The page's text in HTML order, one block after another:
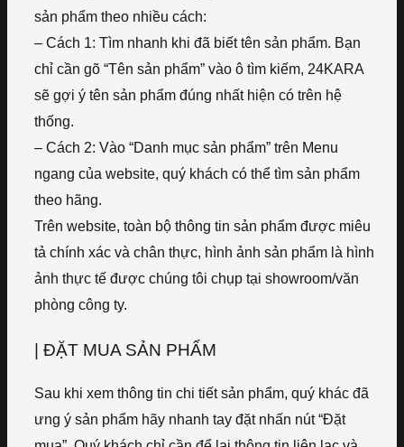
sản phẩm theo nhiều cách:
– Cách 1: Tìm nhanh khi đã biết tên sản phẩm. Bạn
chỉ cần gõ “Tên sản phẩm” vào ô tìm kiếm, 24KARA
sẽ gợi ý tên sản phẩm đúng nhất hiện có trên hệ
thống.
– Cách 2: Vào “Danh mục sản phẩm” trên Menu
ngang của website, quý khách có thể tìm sản phẩm
theo hãng.
Trên website, toàn bộ thông tin sản phẩm được miêu
tả chính xác và chân thực, hình ảnh sản phẩm là hình
ảnh thực tế được chúng tôi chụp tại showroom/văn
phòng công ty.
| ĐẶT MUA SẢN PHẨM
Sau khi xem thông tin chi tiết sản phẩm, quý khác đã
ưng ý sản phẩm hãy nhanh tay đặt nhấn nút “Đặt